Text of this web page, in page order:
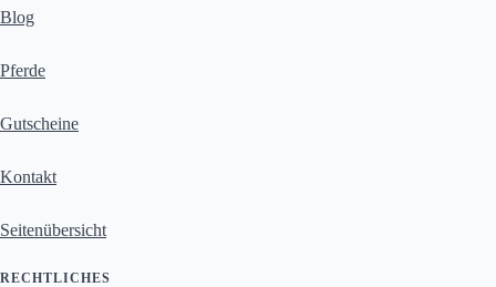
Blog
Pferde
Gutscheine
Kontakt
Seitenübersicht
RECHTLICHES